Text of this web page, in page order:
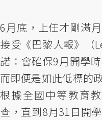
6月底，上任才剛滿
接受《巴黎人報》（
諾：會確保9月開學
而即便是如此低標的
根據全國中等教育
查，直到8月31日開